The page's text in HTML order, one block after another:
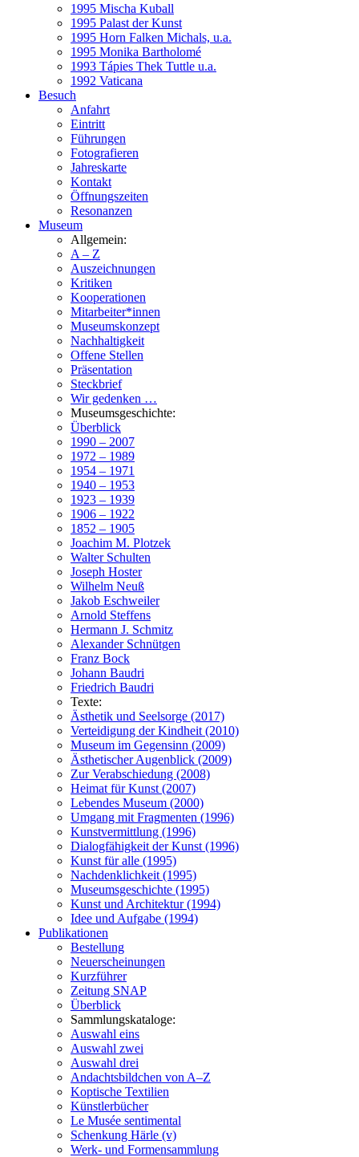
1995 Mischa Kuball
1995 Palast der Kunst
1995 Horn Falken Michals, u.a.
1995 Monika Bartholomé
1993 Tápies Thek Tuttle u.a.
1992 Vaticana
Besuch
Anfahrt
Eintritt
Führungen
Fotografieren
Jahreskarte
Kontakt
Öffnungszeiten
Resonanzen
Museum
Allgemein:
A – Z
Auszeichnungen
Kritiken
Kooperationen
Mitarbeiter*innen
Museumskonzept
Nachhaltigkeit
Offene Stellen
Präsentation
Steckbrief
Wir gedenken …
Museumsgeschichte:
Überblick
1990 – 2007
1972 – 1989
1954 – 1971
1940 – 1953
1923 – 1939
1906 – 1922
1852 – 1905
Joachim M. Plotzek
Walter Schulten
Joseph Hoster
Wilhelm Neuß
Jakob Eschweiler
Arnold Steffens
Hermann J. Schmitz
Alexander Schnütgen
Franz Bock
Johann Baudri
Friedrich Baudri
Texte:
Ästhetik und Seelsorge (2017)
Verteidigung der Kindheit (2010)
Museum im Gegensinn (2009)
Ästhetischer Augenblick (2009)
Zur Verabschiedung (2008)
Heimat für Kunst (2007)
Lebendes Museum (2000)
Umgang mit Fragmenten (1996)
Kunstvermittlung (1996)
Dialogfähigkeit der Kunst (1996)
Kunst für alle (1995)
Nachdenklichkeit (1995)
Museumsgeschichte (1995)
Kunst und Architektur (1994)
Idee und Aufgabe (1994)
Publikationen
Bestellung
Neuerscheinungen
Kurzführer
Zeitung SNAP
Überblick
Sammlungskataloge:
Auswahl eins
Auswahl zwei
Auswahl drei
Andachtsbildchen von A–Z
Koptische Textilien
Künstlerbücher
Le Musée sentimental
Schenkung Härle (v)
Werk- und Formensammlung